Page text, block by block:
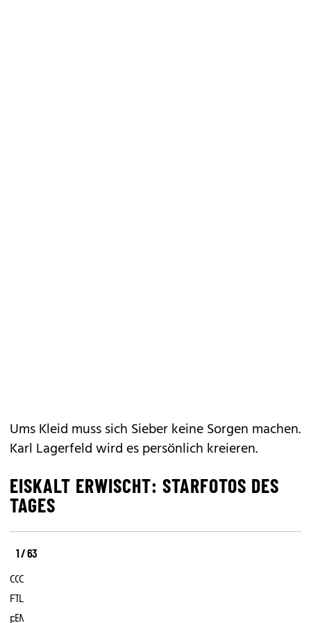
Ums Kleid muss sich Sieber keine Sorgen machen.
Karl Lagerfeld wird es persönlich kreieren.
EISKALT ERWISCHT: STARFOTOS DES
TAGES
1 / 63
27.
Oktober:
Familienidylle
pur
21.
Oktober:
Tamara
Ecclestone
16.
Oktober:
Lea
Michele